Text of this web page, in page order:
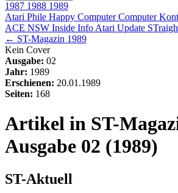
1987 1988 1989
Atari Phile Happy ComputerComputer
ACE NSW Inside Info Atari Update
← ST-Magazin 1989
Kein Cover
Ausgabe: 02
Jahr: 1989
Erschienen: 20.01.1989
Seiten: 168
Artikel in ST-
Ausgabe 02 (1989)
ST-Aktuell